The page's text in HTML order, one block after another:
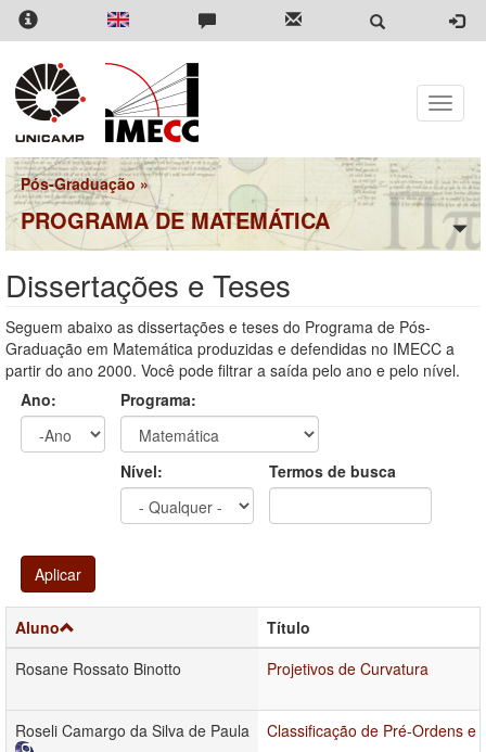
Pular
para
conteúdo
principal
Toggle
Pós-Graduação »
PROGRAMA DE MATEMÁTICA
Dissertações e Teses
Seguem abaixo as dissertações e teses do Programa de Pós-
Graduação em Matemática produzidas e defendidas no IMECC a
partir do ano 2000. Você pode filtrar a saída pelo ano e pelo nível.
Ano:
Programa:
Nível: Termos de busca
Aplicar
Aluno
Título
Rosane Rossato Binotto
Projetivos de Curvatura
Roseli Camargo da Silva de Paula Classificação de Pré-Ordens e